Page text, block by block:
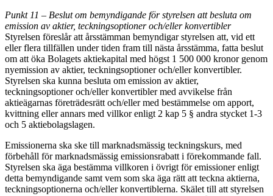
Punkt 11 – Beslut om bemyndigande för styrelsen att besluta om
emission av aktier, teckningsoptioner och/eller konvertibler
Styrelsen föreslår att årsstämman bemyndigar styrelsen att, vid ett
eller flera tillfällen under tiden fram till nästa årsstämma, fatta beslut
om att öka Bolagets aktiekapital med högst 1 500 000 kronor genom
nyemission av aktier, teckningsoptioner och/eller konvertibler.
Styrelsen ska kunna besluta om emission av aktier,
teckningsoptioner och/eller konvertibler med avvikelse från
aktieägarnas företrädesrätt och/eller med bestämmelse om apport,
kvittning eller annars med villkor enligt 2 kap 5 § andra stycket 1-3
och 5 aktiebolagslagen.
Emissionerna ska ske till marknadsmässig teckningskurs, med
förbehåll för marknadsmässig emissionsrabatt i förekommande fall.
Styrelsen ska äga bestämma villkoren i övrigt för emissioner enligt
detta bemyndigande samt vem som ska äga rätt att teckna aktierna,
teckningsoptionerna och/eller konvertiblerna. Skälet till att styrelsen